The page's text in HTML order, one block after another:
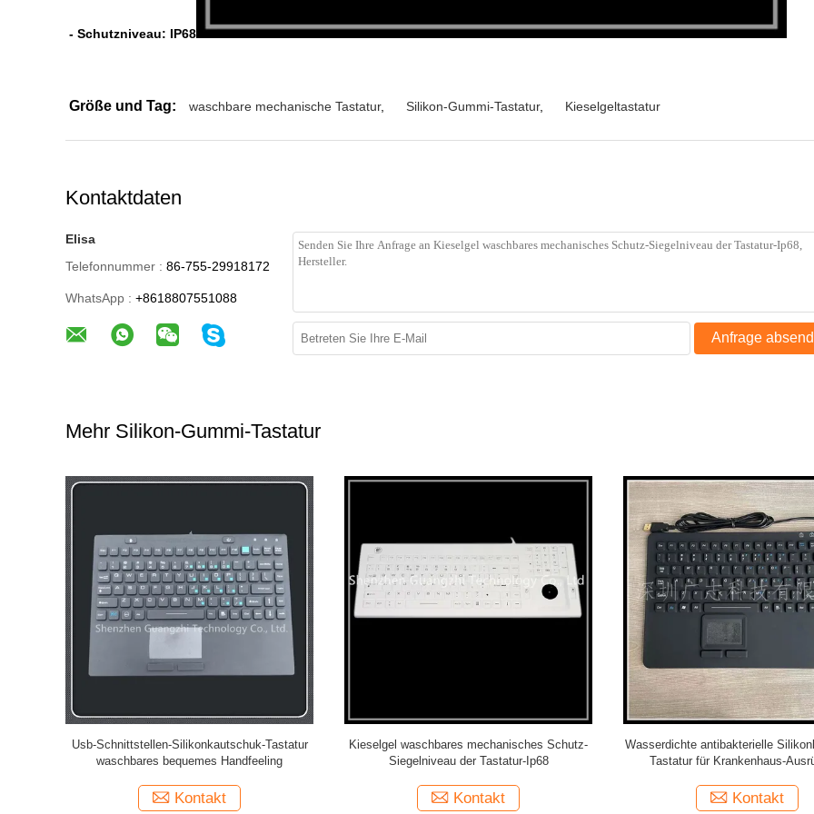
- Schutzniveau: IP68
Größe und Tag: waschbare mechanische Tastatur, Silikon-Gummi-Tastatur, Kieselgeltastatur
Kontaktdaten
Elisa
Telefonnummer : 86-755-29918172
WhatsApp : +8618807551088
Anfrage
Mehr Silikon-Gummi-Tastatur
92 Schlüssel-Art Silikonkautschuk-Tastatur mit
Berührungsflächen-Mäuseintegration
Kontakt
Von hinten beleuchtete Silikonkautschuk-
Tastatur mit der hohe Genauigkeits-Rollkugel-
Kontakt
Wasserdichte
Tastatur, Usb-Schnittstellen-
Kontakt